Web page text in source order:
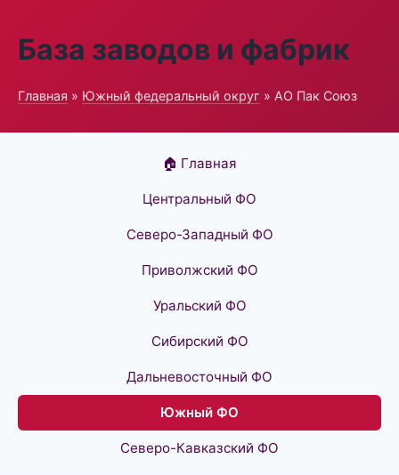
База заводов и фабрик
Главная » Южный федеральный округ » АО Пак Союз
🏠 Главная
Центральный ФО
Северо-Западный ФО
Приволжский ФО
Уральский ФО
Сибирский ФО
Дальневосточный ФО
Южный ФО
Северо-Кавказский ФО